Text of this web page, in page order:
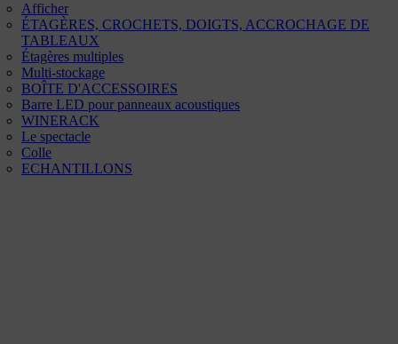
Afficher
ÉTAGÈRES, CROCHETS, DOIGTS, ACCROCHAGE DE
TABLEAUX
Étagères multiples
Multi-stockage
BOÎTE D'ACCESSOIRES
Barre LED pour panneaux acoustiques
WINERACK
Le spectacle
Colle
ECHANTILLONS